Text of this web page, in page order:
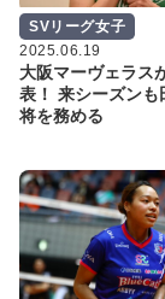
SVリーグ女子
2025.06.19
大阪マーヴェラス
表！ 来シーズンも
将を務める